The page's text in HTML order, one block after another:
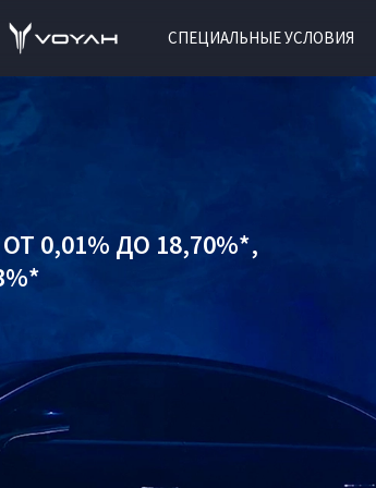
СПЕЦИАЛЬНЫЕ УСЛОВИЯ
0,01% ДО 18,70%*,